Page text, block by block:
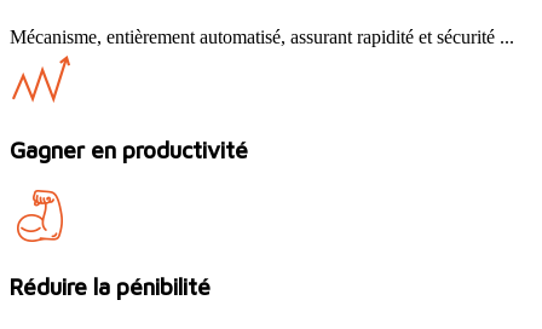
Mécanisme, entièrement automatisé, assurant rapidité et sécurité ...
Gagner en productivité
Réduire la pénibilité